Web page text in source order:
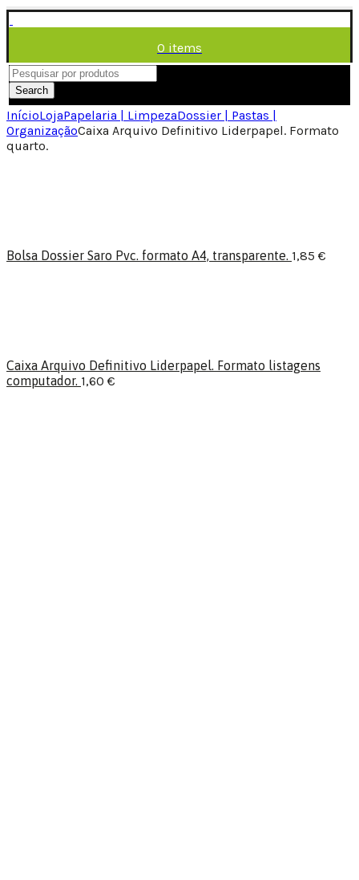
0 items
/ 0,00€
Menu
Search
InícioLojaPapelaria | LimpezaDossier | Pastas |
OrganizaçãoCaixa Arquivo Definitivo Liderpapel. Formato
quarto.
Bolsa Dossier Saro Pvc. formato A4, transparente. 1,85 €
Caixa Arquivo Definitivo Liderpapel. Formato listagens
computador. 1,60 €